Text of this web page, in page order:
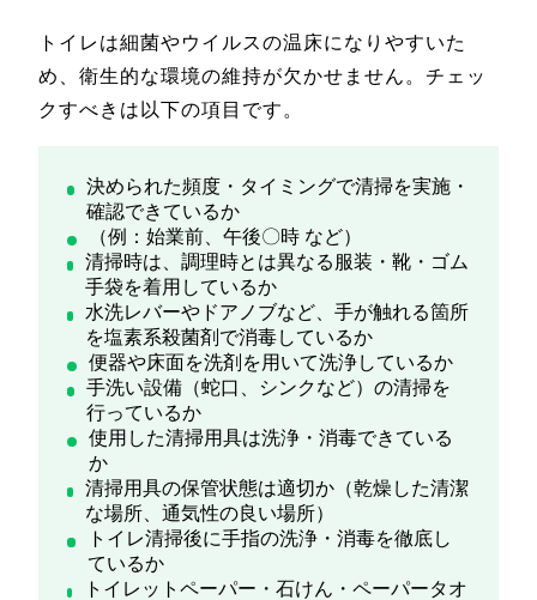
トイレは細菌やウイルスの温床になりやすいた
め、衛生的な環境の維持が欠かせません。チェッ
クすべきは以下の項目です。
決められた頻度・タイミングで清掃を実施・
確認できているか
（例：始業前、午後〇時 など）
清掃時は、調理時とは異なる服装・靴・ゴム
手袋を着用しているか
水洗レバーやドアノブなど、手が触れる箇所
を塩素系殺菌剤で消毒しているか
便器や床面を洗剤を用いて洗浄しているか
手洗い設備（蛇口、シンクなど）の清掃を
行っているか
使用した清掃用具は洗浄・消毒できている
か
清掃用具の保管状態は適切か（乾燥した清潔
な場所、通気性の良い場所）
トイレ清掃後に手指の洗浄・消毒を徹底し
ているか
トイレットペーパー・石けん・ペーパータオ